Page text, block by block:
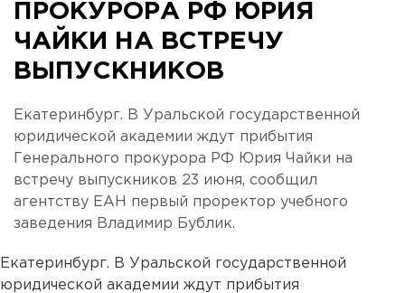
ПРОКУРОРА РФ ЮРИЯ
ЧАЙКИ НА ВСТРЕЧУ
ВЫПУСКНИКОВ
Екатеринбург. В Уральской государственной
юридической академии ждут прибытия
Генерального прокурора РФ Юрия Чайки на
встречу выпускников 23 июня, сообщил
агентству ЕАН первый проректор учебного
заведения Владимир Бублик.
Екатеринбург. В Уральской государственной
юридической академии ждут прибытия